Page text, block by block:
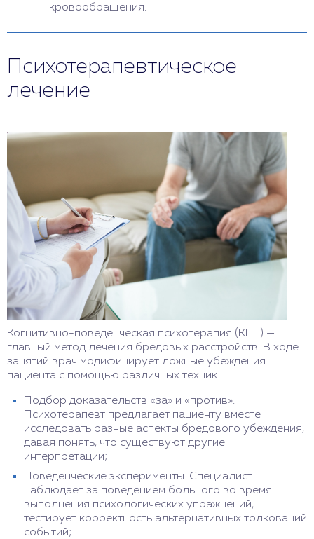
кровообращения.
Психотерапевтическое
лечение
Когнитивно-поведенческая психотерапия (КПТ) —
главный метод лечения бредовых расстройств. В ходе
занятий врач модифицирует ложные убеждения
пациента с помощью различных техник:
Подбор доказательств «за» и «против».
Психотерапевт предлагает пациенту вместе
исследовать разные аспекты бредового убеждения,
давая понять, что существуют другие
интерпретации;
Поведенческие эксперименты. Специалист
наблюдает за поведением больного во время
выполнения психологических упражнений,
тестирует корректность альтернативных толкований
событий;